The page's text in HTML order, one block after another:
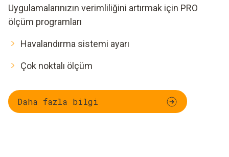
Uygulamalarınızın verimliliğini artırmak için PRO
ölçüm programları
Havalandırma sistemi ayarı
Çok noktalı ölçüm
Daha fazla bilgi